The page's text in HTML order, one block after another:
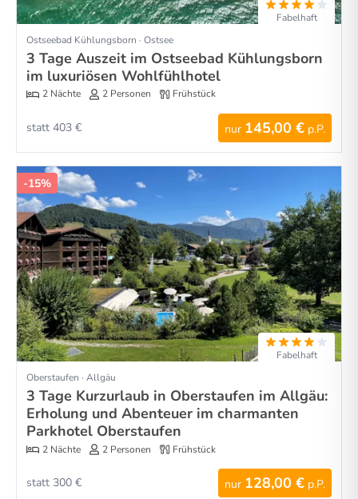
Fabelhaft
Ostseebad Kühlungsborn · Ostsee
3 Tage Auszeit im Ostseebad Kühlungsborn
im luxuriösen Wohlfühlhotel
2 Nächte 2 Personen Frühstück
nur 145,00 € p.P.
statt 403 €
-15%
Fabelhaft
Oberstaufen · Allgäu
3 Tage Kurzurlaub in Oberstaufen im Allgäu:
Erholung und Abenteuer im charmanten
Parkhotel Oberstaufen
2 Nächte 2 Personen Frühstück
nur 128,00 € p.P.
statt 300 €